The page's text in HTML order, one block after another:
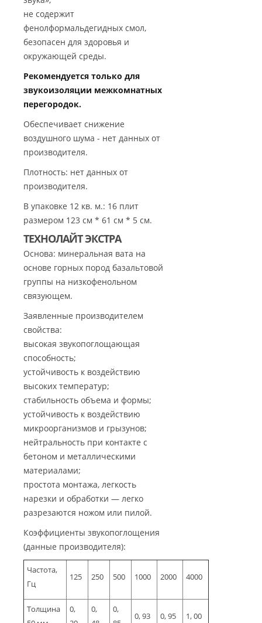
не содержит
фенолформальдегидных смол,
безопасен для здоровья и
окружающей среды.
Рекомендуется только для
звукоизоляции межкомнатных
перегородок.
Обеспечивает снижение
воздушного шума - нет данных от
производителя.
Плотность: нет данных от
производителя.
В упаковке 12 кв. м.: 16 плит
размером 123 см * 61 см * 5 см.
ТЕХНОЛАЙТ ЭКСТРА
Основа: минеральная вата на
основе горных пород базальтовой
группы на низкофенольном
связующем.
Заявленные производителем
свойства:
высокая звукопоглощающая
способность;
устойчивость к воздействию
высоких температур;
стабильность объема и формы;
устойчивость к воздействию
микроорганизмов и грызунов;
нейтральность при контакте с
бетоном и металлическими
материалами;
простота монтажа, легкость
нарезки и обработки — легко
разрезаются ножом или пилой.
Коэффициенты звукопоглощения
(данные производителя):
Частота,
Гц
125 250 500 1000 2000 4000
Толщина
0,
0,
0,
0, 93 0, 95 1, 00